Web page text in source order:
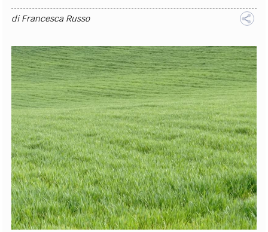
diFrancesca Russo